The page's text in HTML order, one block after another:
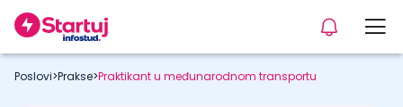
Poslovi>Prakse>Praktikant u međunarodnom transportu